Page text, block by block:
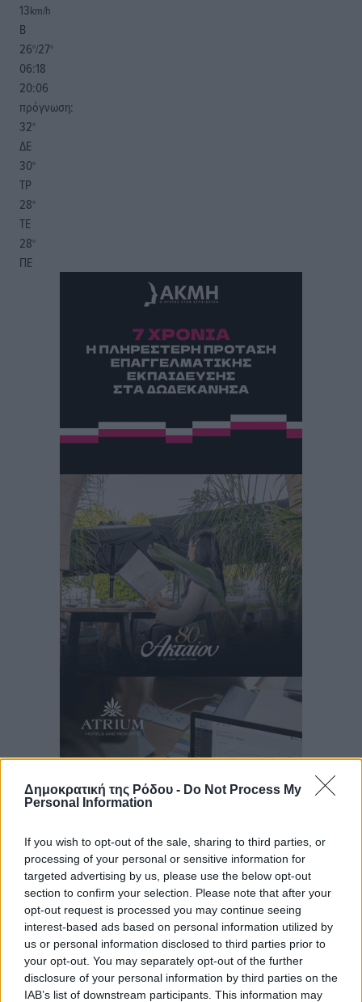
Δημοκρατική της Ρόδου - Do Not Process My
Personal Information
If you wish to opt-out of the sale, sharing to third parties, or
processing of your personal or sensitive information for
targeted advertising by us, please use the below opt-out
section to confirm your selection. Please note that after your
opt-out request is processed you may continue seeing
interest-based ads based on personal information utilized by
us or personal information disclosed to third parties prior to
your opt-out. You may separately opt-out of the further
disclosure of your personal information by third parties on the
IAB’s list of downstream participants. This information may
13km/h
Β
26°/27°
06:18
20:06
πρόγνωση:
32°
ΔΕ
30°
ΤΡ
28°
ΤΕ
28°
ΠΕ
Ροή ειδήσεων
Καιρός «hot – dry – windy» τις επόμενες 48 ώρες στη
χώρα
Ειδήσεις• πριν 3 ώρες